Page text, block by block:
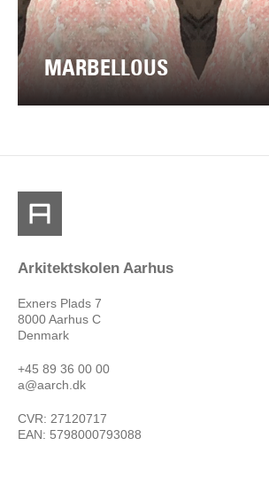
MARBELLOUS
Arkitektskolen Aarhus
Exners Plads 7
8000 Aarhus C
Denmark
+45 89 36 00 00
a@aarch.dk
CVR: 27120717
EAN: 5798000793088